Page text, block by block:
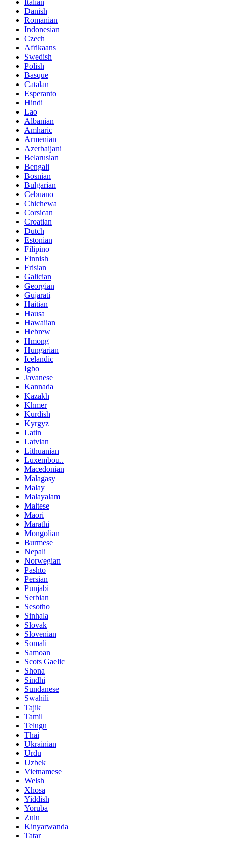
Italian
Danish
Romanian
Indonesian
Czech
Afrikaans
Swedish
Polish
Basque
Catalan
Esperanto
Hindi
Lao
Albanian
Amharic
Armenian
Azerbaijani
Belarusian
Bengali
Bosnian
Bulgarian
Cebuano
Chichewa
Corsican
Croatian
Dutch
Estonian
Filipino
Finnish
Frisian
Galician
Georgian
Gujarati
Haitian
Hausa
Hawaiian
Hebrew
Hmong
Hungarian
Icelandic
Igbo
Javanese
Kannada
Kazakh
Khmer
Kurdish
Kyrgyz
Latin
Latvian
Lithuanian
Luxembou..
Macedonian
Malagasy
Malay
Malayalam
Maltese
Maori
Marathi
Mongolian
Burmese
Nepali
Norwegian
Pashto
Persian
Punjabi
Serbian
Sesotho
Sinhala
Slovak
Slovenian
Somali
Samoan
Scots Gaelic
Shona
Sindhi
Sundanese
Swahili
Tajik
Tamil
Telugu
Thai
Ukrainian
Urdu
Uzbek
Vietnamese
Welsh
Xhosa
Yiddish
Yoruba
Zulu
Kinyarwanda
Tatar